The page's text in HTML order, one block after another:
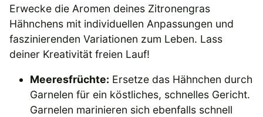
Erwecke die Aromen deines Zitronengras
Hähnchens mit individuellen Anpassungen und
faszinierenden Variationen zum Leben. Lass
deiner Kreativität freien Lauf!
Meeresfrüchte: Ersetze das Hähnchen durch
Garnelen für ein köstliches, schnelles Gericht.
Garnelen marinieren sich ebenfalls schnell